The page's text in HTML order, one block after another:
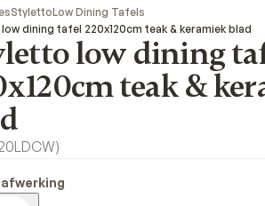
StylettoLow Dining Tafels
dining tafel 220x120cm teak & keramiek blad
low dining
teak &
)